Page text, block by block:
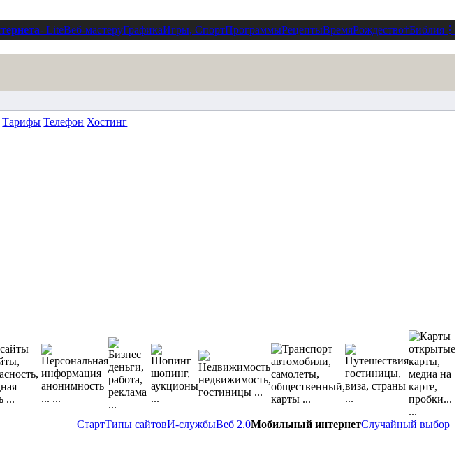
- LiteВеб-мастеруГрафикаИгры, СпортПрограммыРецептыВремяРождество†Библия ⋮
СтартТипы сайтовИ-службыВеб 2.0Мобильный интернетСлучайный выбор
Тарифы Телефон Хостинг